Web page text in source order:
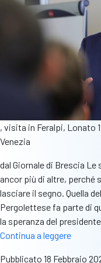
, visita in Feralpi, Lonato
Venezia
dal Giornale di Brescia
ancor più di altre, perché
lasciare il segno. Quella
Pergolettese fa parte di
la speranza del
Continua a leggere
Pubblicato 18 Febbraio